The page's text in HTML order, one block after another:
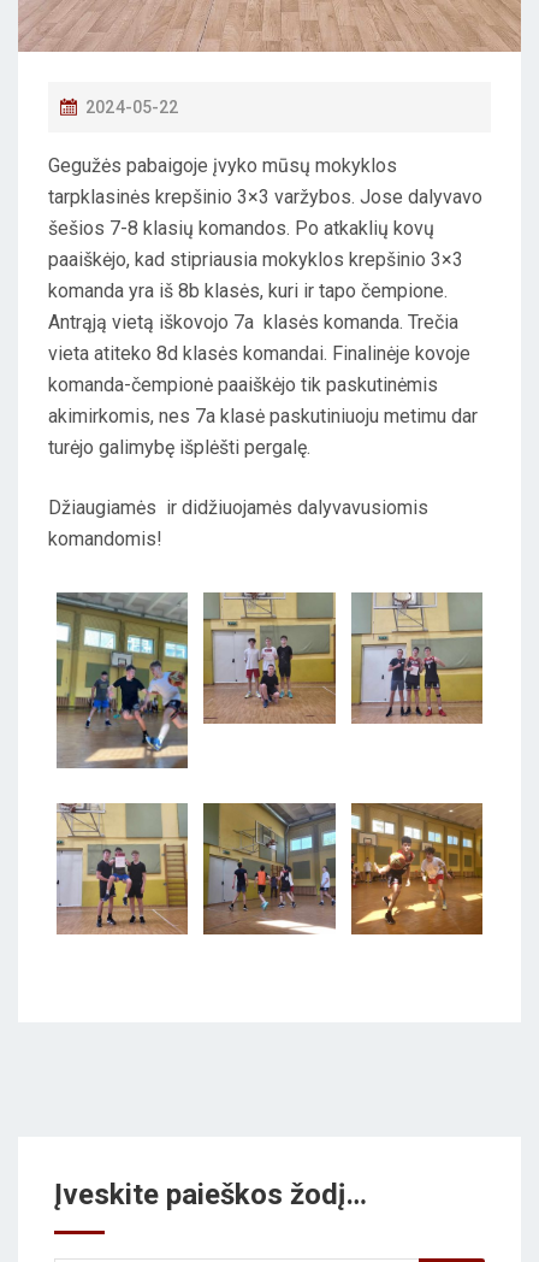
P
S
T
E
2024-05-22
Gegužės pabaigoje įvyko mūsų mokyklos
tarpklasinės krepšinio 3×3 varžybos. Jose dalyvavo
šešios 7-8 klasių komandos. Po atkaklių kovų
paaiškėjo, kad stipriausia mokyklos krepšinio 3×3
komanda yra iš 8b klasės, kuri ir tapo čempione.
Antrąją vietą iškovojo 7a klasės komanda. Trečia
vieta atiteko 8d klasės komandai. Finalinėje kovoje
komanda-čempionė paaiškėjo tik paskutinėmis
akimirkomis, nes 7a klasė paskutiniuoju metimu dar
turėjo galimybę išplėšti pergalę.
Džiaugiamės ir didžiuojamės dalyvavusiomis
komandomis!
Įveskite paieškos žodį…